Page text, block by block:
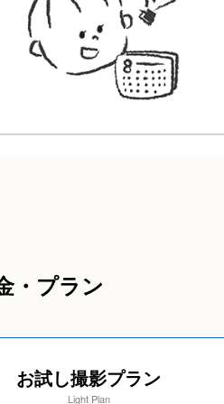
・プラン
お試し撮影プラン
Light Plan